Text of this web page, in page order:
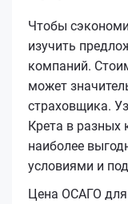
Чтобы
изучить
компаний.
может
страховщика.
Крета в разных
наиболее
условиями и
Цена ОСАГО для